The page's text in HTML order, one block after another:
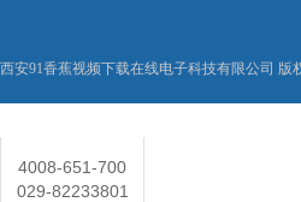
西安91香蕉视频下载在线电子科技有限公司 版权所
4008-651-700
029-82233801